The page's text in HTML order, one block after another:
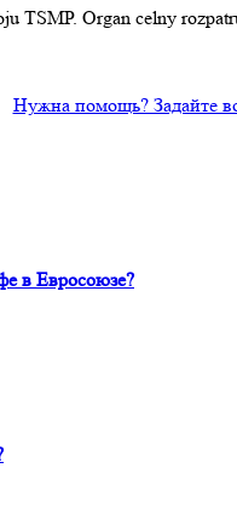
TSMP. Organ celny
Нужна помощь? Задайте
в Евросоюзе?